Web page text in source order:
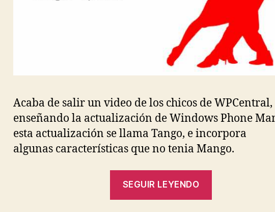
Acaba de salir un video de los chicos de WPCentral,
enseñando la actualización de Windows Phone
esta actualización se llama Tango, e incorpora
algunas características que no tenia Mango.
SEGUIR LEYENDO